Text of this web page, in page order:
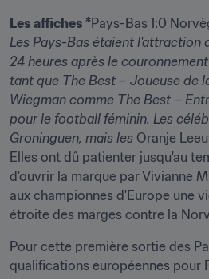
Les affiches *
Les Pays-Bas étaient l'attraction
24 heures après le
tant que The Best – Joueuse de
Wiegman comme The Best –
pour le football féminin. Les
Groninguen, mais les Oranje
Elles ont dû patienter jusqu'au
d'ouvrir la marque par Vivianne
aux championnes d'Europe une
étroite des marges contre la
Pour cette première sortie des
qualifications européennes pour